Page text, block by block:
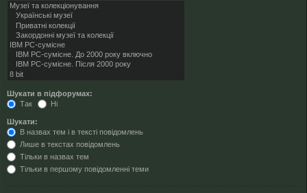
Шукати в підфорумах:
Так
Ні
Шукати:
В назвах тем і в тексті повідомлень
Лише в текстах повідомлень
Тільки в назвах тем
Тільки в першому повідомленні теми